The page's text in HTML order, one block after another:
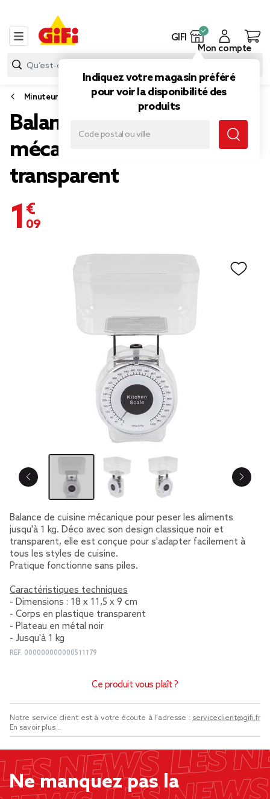
GIFI
Indiquez votre magasin préféré
pour voir la disponibilité des
produits
Mon compte
Minuteur et balance de cuisine
Balance de cuisine
mécanique 1 kg noir
transparent
1,09 €
Balance de cuisine mécanique pour peser les aliments
jusqu'à 1 kg. Déco avec son design classique noir et
transparent, elle est conçue pour s'adapter facilement à
tous les styles de cuisine.
Pratique fonctionne sans piles.
Caractéristiques techniques
- Dimensions : 18 x 11,5 x 9 cm
- Corps en plastique transparent
- Plateau en métal noir
- Jusqu'à 1 kg
REF. 000000000000511179
Ce produit vous plaît ?
Notre service client est à votre écoute à l'adresse : serviceclient@gifi.fr
En savoir plus...
Ne manquez pas la